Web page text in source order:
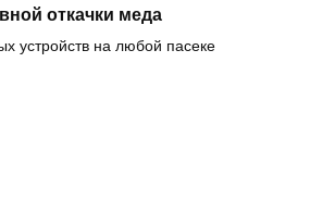
откачки меда
устройств на любой пасеке